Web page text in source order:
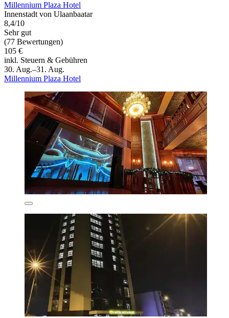
Millennium Plaza Hotel
Innenstadt von Ulaanbaatar
8,4/10
Sehr gut
(77 Bewertungen)
105 €
inkl. Steuern & Gebühren
30. Aug.–31. Aug.
Millennium Plaza Hotel